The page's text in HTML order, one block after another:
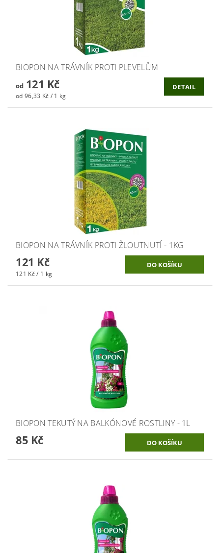
BIOPON NA TRÁVNÍK PROTI PLEVELŮM
od121 Kč
od 96,33 Kč / 1 kg
DETAIL
BIOPON NA TRÁVNÍK PROTI ŽLOUTNUTÍ - 1KG
121 Kč
121 Kč / 1 kg
BIOPON TEKUTÝ NA BALKÓNOVÉ ROSTLINY - 1L
85 Kč